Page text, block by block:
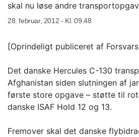
skal nu løse andre
28. februar, 2012 - Kl. 09.48
[Oprindeligt publiceret af
Det danske Hercules C-130
Afghanistan siden slutningen af
første store opgave – støtte til
danske ISAF Hold 12 og 13.
Fremover skal det danske